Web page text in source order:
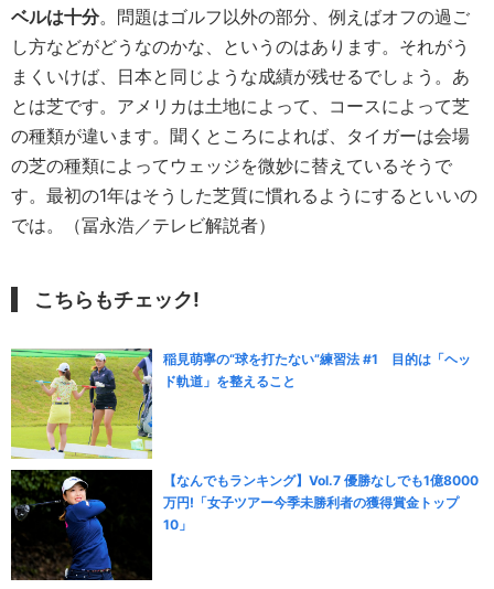
ベルは十分。問題はゴルフ以外の部分、例えばオフの過ご
し方などがどうなのかな、というのはあります。それがう
まくいけば、日本と同じような成績が残せるでしょう。あ
とは芝です。アメリカは土地によって、コースによって芝
の種類が違います。聞くところによれば、タイガーは会場
の芝の種類によってウェッジを微妙に替えているそうで
す。最初の1年はそうした芝質に慣れるようにするといいの
では。（冨永浩／テレビ解説者）
こちらもチェック!
稲見萌寧の“球を打たない”練習法 #1 目的は「ヘッ
ド軌道」を整えること
【なんでもランキング】Vol.7 優勝なしでも1億8000
万円!「女子ツアー今季未勝利者の獲得賞金トップ
10」